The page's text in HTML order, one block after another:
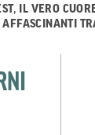
IL VERO